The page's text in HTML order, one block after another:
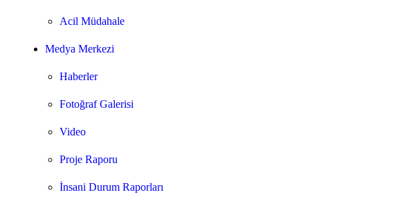
Acil Müdahale
Medya Merkezi
Haberler
Fotoğraf Galerisi
Video
Proje Raporu
İnsani Durum Raporları